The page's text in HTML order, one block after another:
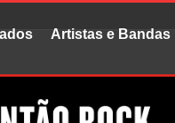
Artistas e Bandas